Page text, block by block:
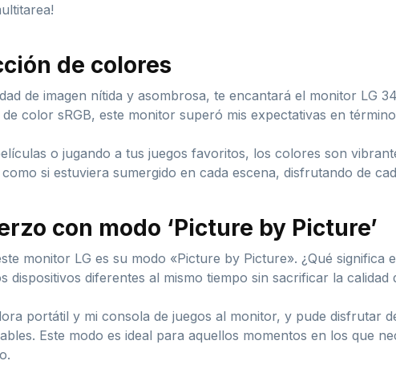
de colores
de imagen nítida y asombrosa, te encantará el monitor LG
color sRGB, este monitor superó mis expectativas en
o jugando a tus juegos favoritos, los colores son
si estuviera sumergido en cada escena, disfrutando de
con modo ‘Picture by Picture’
monitor LG es su modo «Picture by Picture». ¿Qué significa
dispositivos diferentes al mismo tiempo sin sacrificar la calidad
portátil y mi consola de juegos al monitor, y pude disfrutar
Este modo es ideal para aquellos momentos en los que